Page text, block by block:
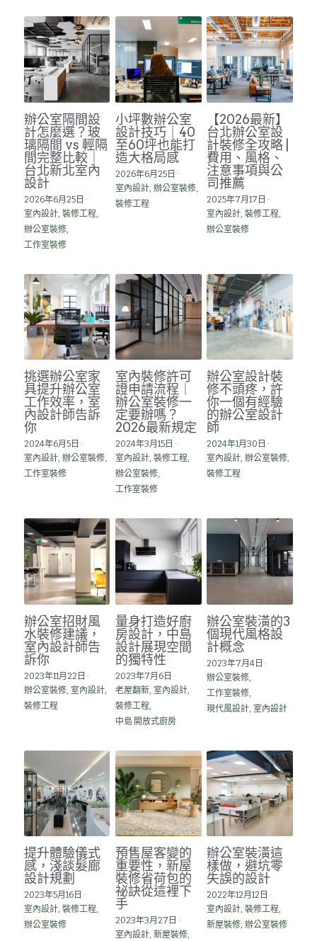
辦公室隔間設
計怎麼選？玻
璃隔間 vs 輕隔
間完整比較｜
台北新北室內
設計
2026年6月25日 ·
室內設計, 裝修工程,
辦公室裝修,
工作室裝修
小坪數辦公室
設計技巧｜40
至60坪也能打
造大格局感
2026年6月25日 ·
室內設計, 辦公室裝修,
裝修工程
【2026最新】
台北辦公室設
計裝修全攻略 |
費用、風格、
注意事項與公
司推薦
2025年7月17日 ·
室內設計, 裝修工程,
辦公室裝修
挑選辦公室家
具提升辦公室
工作效率，室
內設計師告訴
你
2024年6月5日 ·
室內設計, 辦公室裝修,
工作室裝修
室內裝修許可
證申請流程｜
辦公室裝修一
定要辦嗎？
2026最新規定
2024年3月15日 ·
室內設計, 裝修工程,
辦公室裝修,
工作室裝修
辦公室設計裝
修不頭疼，許
你一個有經驗
的辦公室設計
師
2024年1月30日 ·
室內設計, 辦公室裝修,
裝修工程
辦公室招財風
水裝修建議，
室內設計師告
訴你
2023年11月22日 ·
辦公室裝修, 室內設計,
裝修工程
量身打造好廚
房設計，中島
設計展現空間
的獨特性
2023年7月6日 ·
老屋翻新, 室內設計,
裝修工程,
中島 開放式廚房
辦公室裝潢的3
個現代風格設
計概念
2023年7月4日 ·
辦公室裝修,
工作室裝修,
現代風設計, 室內設計
提升體驗儀式
感，淺談髮廊
設計規劃
2023年5月16日 ·
室內設計, 裝修工程,
辦公室裝修
預售屋客變的
重要性，新屋
裝修省荷包的
祕訣從這裡下
手
2023年3月27日 ·
室內設計, 新屋裝修,
辦公室裝潢這
樣做，避坑零
失誤的設計
2022年12月12日 ·
室內設計, 裝修工程,
新屋裝修, 辦公室裝修